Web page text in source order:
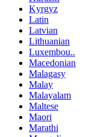
Kyrgyz
Latin
Latvian
Lithuanian
Luxembou..
Macedonian
Malagasy
Malay
Malayalam
Maltese
Maori
Marathi